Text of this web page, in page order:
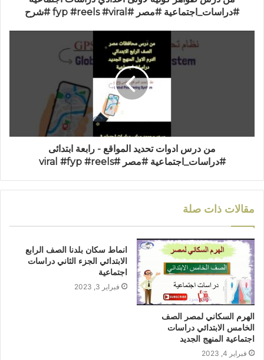
#دراسات_اجتماعية #مصر #fyp #reels #viral #شرح
من درس ادوات تحديد المواقع - رابعة ابتدائى
#دراسات_اجتماعية #مصر #viral #fyp #reels
مقالات ذات صلة
الهرم السكاني لمصر الصف
الخامس الابتدائي دراسات
اجتماعية المنهج الجديد
فبراير 4, 2023
انماط سكان بلدنا الصف الرابع
الابتدائي الجزء الثاني دراسات
اجتماعية
فبراير 3, 2023